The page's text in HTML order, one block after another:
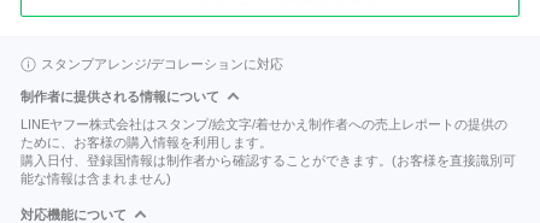
スタンプアレンジ/デコレーションに対応
制作者に提供される情報について
LINEヤフー株式会社はスタンプ/絵文字/着せかえ制作者への売上レポートの提供の
ために、お客様の購入情報を利用します。
購入日付、登録国情報は制作者から確認することができます。(お客様を直接識別可
能な情報は含まれません)
対応機能について